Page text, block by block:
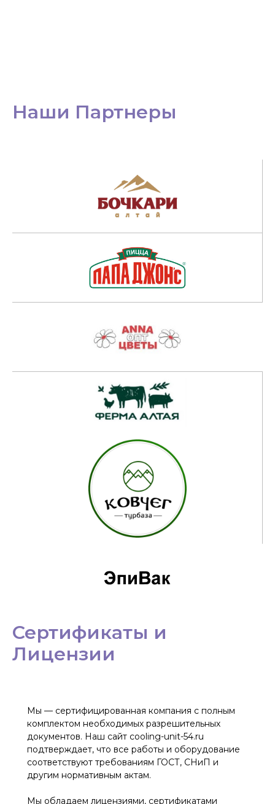
Наши Партнеры
Сертификаты и
Лицензии
Мы — сертифицированная компания с полным
комплектом необходимых разрешительных
документов. Наш сайт cooling-unit-54.ru
подтверждает, что все работы и оборудование
соответствуют требованиям ГОСТ, СНиП и
другим нормативным актам.
Мы обладаем лицензиями, сертификатами